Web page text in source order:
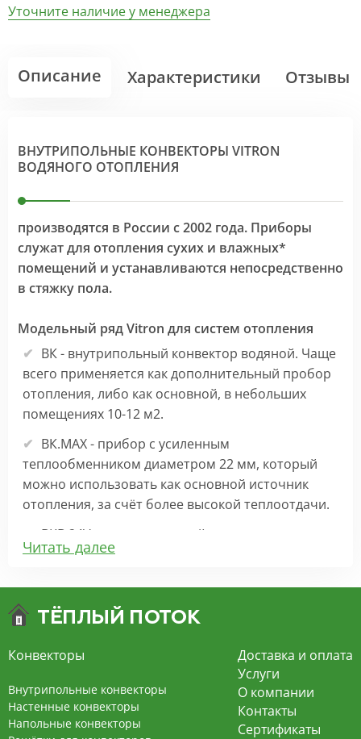
Уточните наличие у менеджера
Описание Характеристики Отзывы
ВНУТРИПОЛЬНЫЕ КОНВЕКТОРЫ VITRON
ВОДЯНОГО ОТОПЛЕНИЯ
производятся в России с 2002 года. Приборы
служат для отопления сухих и влажных*
помещений и устанавливаются непосредственно
в стяжку пола.
Модельный ряд Vitron для систем отопления
ВК - внутрипольный конвектор водяной. Чаще
всего применяется как дополнительный пробор
отопления, либо как основной, в небольших
помещениях 10-12 м2.
ВК.МАХ - прибор с усиленным
теплообменником диаметром 22 мм, который
можно использовать как основной источник
отопления, за счёт более высокой теплоотдачи.
ВКВ 24V – внутрипольный конвектор
отопления с вентилятором на 24В подходит для
экономит электроэнергию и бесшумно работает.
конвекцией на 220В. За счет тангенциального
вентилятора создает принудительную
конвекцию, что позволяет обогревать
помещения большой площади.
Читать далее
Конвекторы
Внутрипольные конвекторы
Настенные конвекторы
Напольные конвекторы
Доставка и оплата
Услуги
О компании
Контакты
Сертификаты